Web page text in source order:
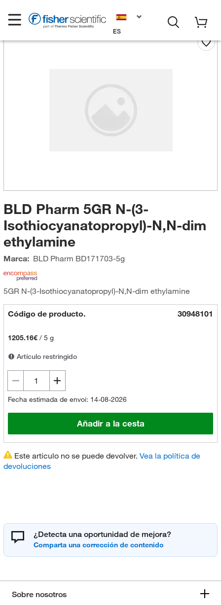
ES
BLD Pharm 5GR N-(3-
Isothiocyanatopropyl)-N,N-dim
ethylamine
Marca: BLD Pharm BD171703-5g
5GR N-(3-Isothiocyanatopropyl)-N,N-dim ethylamine
Código de producto. 30948101
1205.16€/ 5 g
Artículo restringido
Fecha estimada de envoi: 14-08-2026
Añadir a la cesta
Este artículo no se puede devolver. Vea la política de
devoluciones
¿Detecta una oportunidad de mejora?
Sobre nosotros